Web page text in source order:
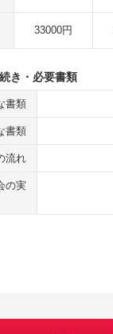
33000円
き・必要書類
書類
書類
流れ
の実